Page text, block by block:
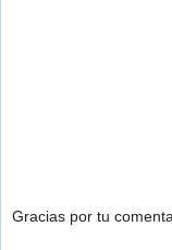
Gracias por tu